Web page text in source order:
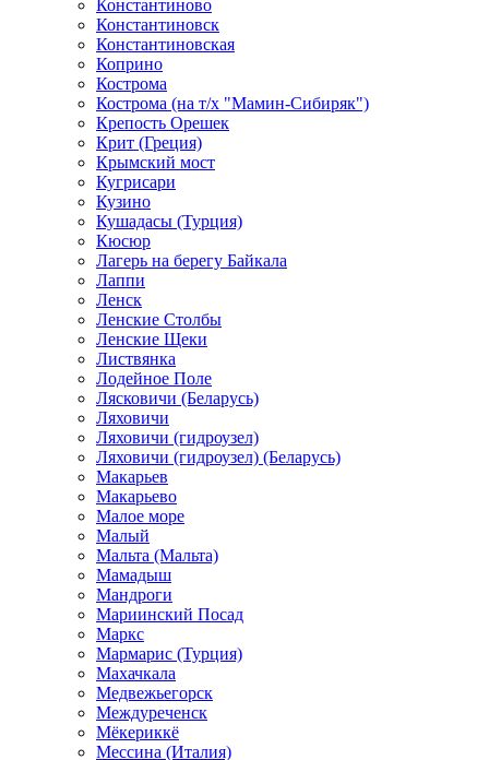
Константиново
Константиновск
Константиновская
Коприно
Кострома
Кострома (на т/х "Мамин-Сибиряк")
Крепость Орешек
Крит (Греция)
Крымский мост
Кугрисари
Кузино
Кушадасы (Турция)
Кюсюр
Лагерь на берегу Байкала
Лаппи
Ленск
Ленские Столбы
Ленские Щеки
Листвянка
Лодейное Поле
Лясковичи (Беларусь)
Ляховичи
Ляховичи (гидроузел)
Ляховичи (гидроузел) (Беларусь)
Макарьев
Макарьево
Малое море
Малый
Мальта (Мальта)
Мамадыш
Мандроги
Мариинский Посад
Маркс
Мармарис (Турция)
Махачкала
Медвежьегорск
Междуреченск
Мёкериккё
Мессина (Италия)